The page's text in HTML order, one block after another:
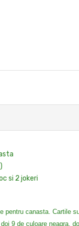
si 2 jokeri
pentru canasta. Cartile
9 de culoare neagra,